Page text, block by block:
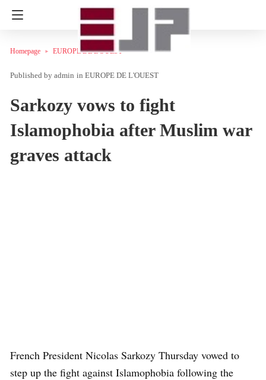
Homepage EUROPE DE L'OUEST
admin in EUROPE DE L'OUEST
Sarkozy vows to fight
Islamophobia after Muslim war
graves attack
French President Nicolas Sarkozy Thursday vowed to
step up the fight against Islamophobia following the